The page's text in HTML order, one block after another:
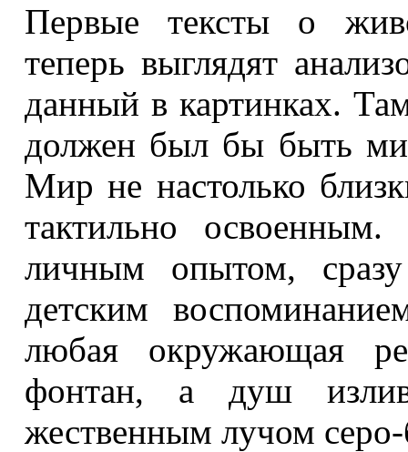
Первые тексты о
теперь выглядят
данный в картинках.
должен был бы быть
Мир не настолько
тактильно
личным опытом,
детским
любая окружающая
фонтан, а душ
жественным лучом серо-